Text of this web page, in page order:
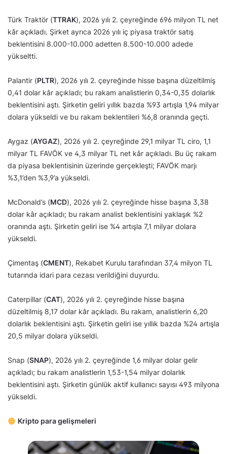
Türk Traktör (TTRAK), 2026 yılı 2. çeyreğinde 696 milyon TL net
kâr açıkladı. Şirket ayrıca 2026 yılı iç piyasa traktör satış
beklentisini 8.000-10.000 adetten 8.500-10.000 adede
yükseltti.
Palantir (PLTR), 2026 yılı 2. çeyreğinde hisse başına düzeltilmiş
0,41 dolar kâr açıkladı; bu rakam analistlerin 0,34-0,35 dolarlık
beklentisini aştı. Şirketin geliri yıllık bazda %93 artışla 1,94 milyar
dolara yükseldi ve bu rakam beklentileri %6,8 oranında geçti.
Aygaz (AYGAZ), 2026 yılı 2. çeyreğinde 29,1 milyar TL ciro, 1,1
milyar TL FAVÖK ve 4,3 milyar TL net kâr açıkladı. Bu üç rakam
da piyasa beklentisinin üzerinde gerçekleşti; FAVÖK marjı
%3,1’den %3,9’a yükseldi.
McDonald’s (MCD), 2026 yılı 2. çeyreğinde hisse başına 3,38
dolar kâr açıkladı; bu rakam analist beklentisini yaklaşık %2
oranında aştı. Şirketin geliri ise %4 artışla 7,1 milyar dolara
yükseldi.
Çimentaş (CMENT), Rekabet Kurulu tarafından 37,4 milyon TL
tutarında idari para cezası verildiğini duyurdu.
Caterpillar (CAT), 2026 yılı 2. çeyreğinde hisse başına
düzeltilmiş 8,17 dolar kâr açıkladı. Bu rakam, analistlerin 6,20
dolarlık beklentisini aştı. Şirketin geliri ise yıllık bazda %24 artışla
20,5 milyar dolara yükseldi.
Snap (SNAP), 2026 yılı 2. çeyreğinde 1,6 milyar dolar gelir
açıkladı; bu rakam analistlerin 1,53-1,54 milyar dolarlık
beklentisini aştı. Şirketin günlük aktif kullanıcı sayısı 493 milyona
yükseldi.
Kripto para gelişmeleri